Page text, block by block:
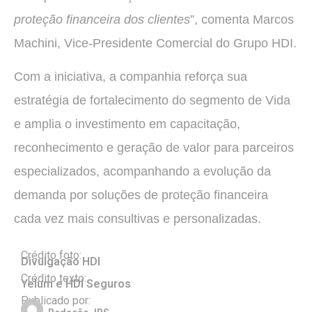
proteção financeira dos clientes”, comenta Marcos
Machini, Vice-Presidente Comercial do Grupo HDI.
Com a iniciativa, a companhia reforça sua
estratégia de fortalecimento do segmento de Vida
e amplia o investimento em capacitação,
reconhecimento e geração de valor para parceiros
especializados, acompanhando a evolução da
demanda por soluções de proteção financeira
cada vez mais consultivas e personalizadas.
Crédito foto:
Divulgação HDI
Crédito texto:
Yelum e HDI Seguros
Publicado por: